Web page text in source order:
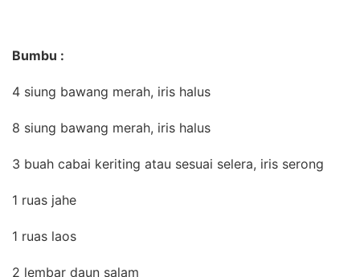
Bumbu :
4 siung bawang merah, iris halus
8 siung bawang merah, iris halus
3 buah cabai keriting atau sesuai selera, iris serong
1 ruas jahe
1 ruas laos
2 lembar daun salam